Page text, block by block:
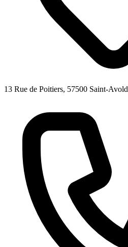
13 Rue de Poitiers, 57500 Saint-Avold